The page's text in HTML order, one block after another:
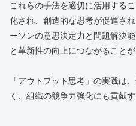
これらの手法を適切に活用する
化され、創造的な思考が促進さ
ーソンの意思決定力と問題解決
と革新性の向上につながることが
「アウトプット思考」の実践は
く、組織の競争力強化にも貢献